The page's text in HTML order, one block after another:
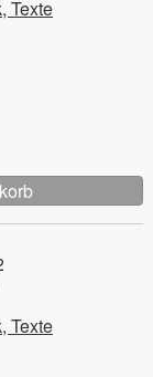
Texte
Texte